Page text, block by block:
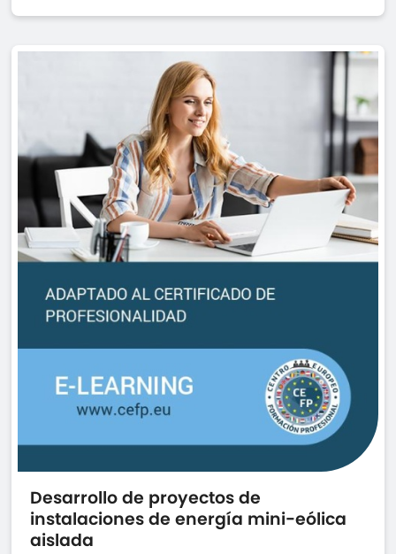
Desarrollo de proyectos de
instalaciones de energía mini-eólica
aislada